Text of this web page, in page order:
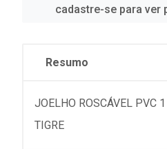
cadastre-se para ver
Resumo
JOELHO ROSCÁVEL PVC
TIGRE